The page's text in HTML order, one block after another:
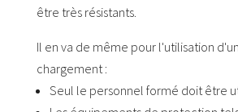
être très résistants.
Il en va de même pour l'utilisation
chargement :
Seul le personnel formé doit être